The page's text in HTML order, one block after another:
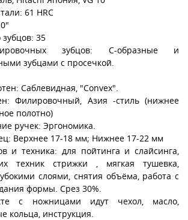
61 HRC
35
зубцов: С-образные и
зубцами с просечкой.
Саблевидная, "Convex".
Филировочный, Азия -стиль (нижнее
полотно)
ручек: Эргономика.
Верхнее 17-18 мм; Нижнее 17-22 мм
и техника: для пойтинга и слайсинга,
техник стрижки , мягкая тушевка,
слоями, снятия объёма, работа с
формы. Срез 30%.
с ножницами идут чехол, масло,
кольца, инструкция.